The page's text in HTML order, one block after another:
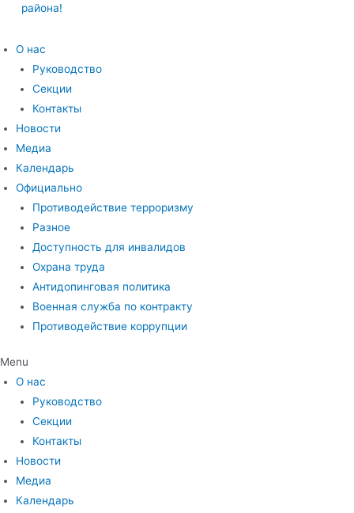
района!
О нас
Руководство
Секции
Контакты
Новости
Медиа
Календарь
Официально
Противодействие терроризму
Разное
Доступность для инвалидов
Охрана труда
Антидопинговая политика
Военная служба по контракту
Противодействие коррупции
Menu
О нас
Руководство
Секции
Контакты
Новости
Медиа
Календарь